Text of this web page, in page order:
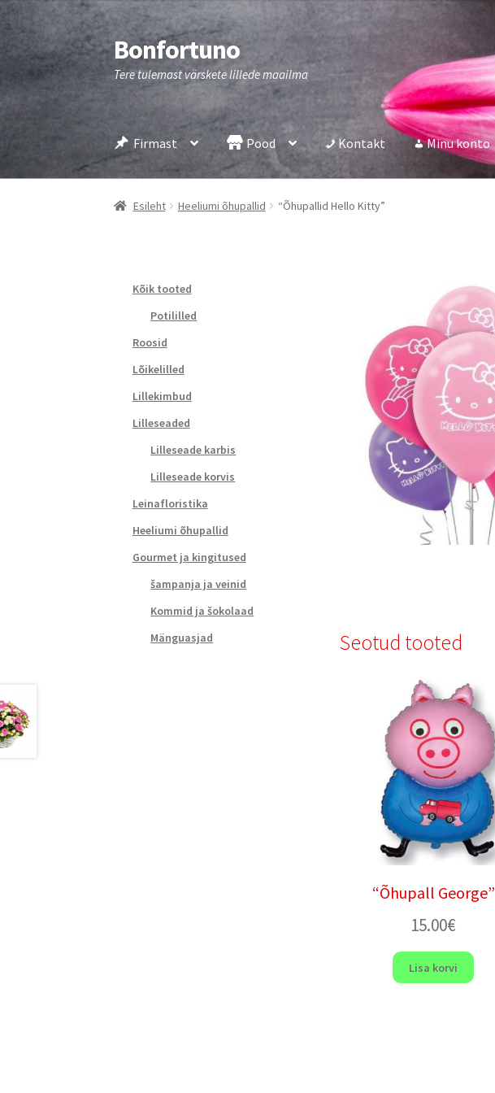
Liigu
navigeerimisele
Liigu
sisu
juurde
Bonfortuno
Tere tulemast värskete lillede maailma
Firmast Pood Kontakt Minu konto
Esileht Heeliumi õhupallid “Õhupallid Hello Kitty”
Seotud tooted
“Õhupall George”
15.00€
Lisa korvi
Kõik tooted
Potililled
Roosid
Lõikelilled
Lillekimbud
Lilleseaded
Lilleseade karbis
Lilleseade korvis
Leinafloristika
Heeliumi õhupallid
Gourmet ja kingitused
šampanja ja veinid
Kommid ja šokolaad
Mänguasjad